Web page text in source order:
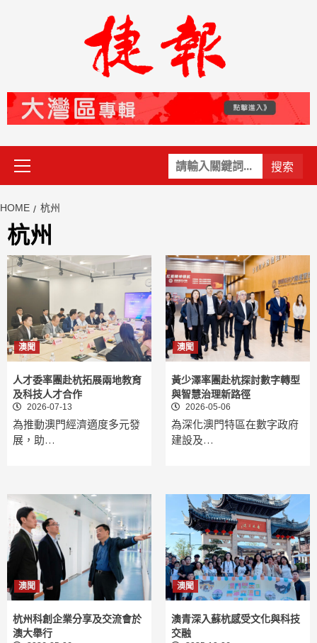
關
鍵
Primary
Menu
HOME 杭州
杭州
澳聞
人才委率團赴杭拓展兩地教育
及科技人才合作
2026-07-13
為推動澳門經濟適度多元發
展，助…
澳聞
黃少澤率團赴杭探討數字轉型
與智慧治理新路徑
2026-05-06
為深化澳門特區在數字政府
建設及…
澳聞
杭州科創企業分享及交流會於
澳大舉行
澳聞
澳青深入蘇杭感受文化與科技
交融